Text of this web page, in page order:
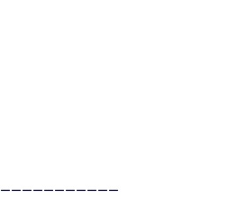
ーーーーーーーーーーー